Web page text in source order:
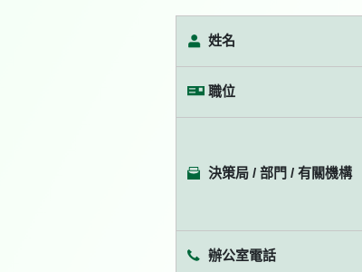
姓名
職位
決策局 / 部門 / 有關機構
辦公室電話